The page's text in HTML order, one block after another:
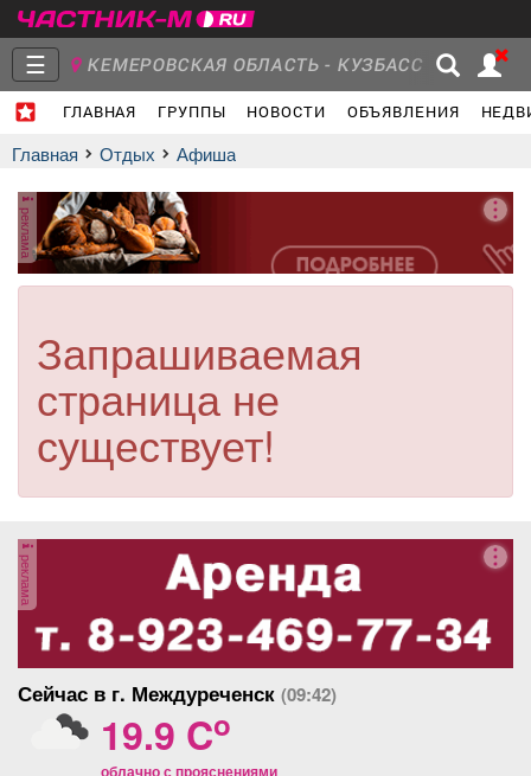
☰ КЕМЕРОВСКАЯ ОБЛАСТЬ - КУЗБАСС
ГЛАВНАЯ ГРУППЫ НОВОСТИ ОБЪЯВЛЕНИЯ
Главная
Группы
Объявления Недвижимость Услуги
Работа Транспорт
Афиша Обучение Проекты
Главная Отдых афиша
реклама
Запрашиваемая
страница не
существует!
реклама
Сейчас в г. Междуреченск (09:42)
19.9 Co
облачно с прояснениями